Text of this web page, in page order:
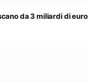
da 3 miliardi di euro